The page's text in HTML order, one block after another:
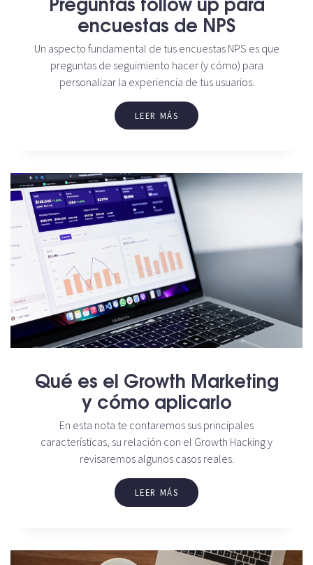
encuestas de NPS
Un aspecto fundamental de tus encuestas NPS es que
preguntas de seguimiento hacer (y cómo) para
personalizar la experiencia de tus usuarios.
LEER MÁS
Qué es el Growth Marketing
y cómo aplicarlo
En esta nota te contaremos sus principales
características, su relación con el Growth Hacking y
revisaremos algunos casos reales.
LEER MÁS